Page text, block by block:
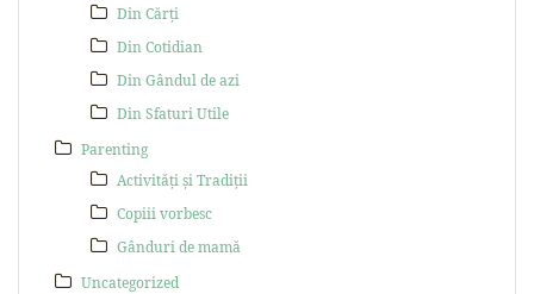
Din Cărți
Din Cotidian
Din Gândul de azi
Din Sfaturi Utile
Parenting
Activități și Tradiții
Copiii vorbesc
Gânduri de mamă
Uncategorized